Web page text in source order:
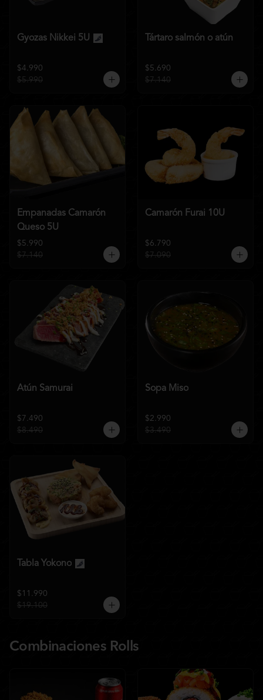
Gyozas Nikkei 5U
$4.990
$5.990
Tártaro salmón o atún
$5.690
$7.140
Empanadas Camarón
Queso 5U
$5.990
$7.140
Camarón Furai 10U
$6.790
$7.090
Atún Samurai
$7.490
$8.490
Sopa Miso
$2.990
$3.490
Tabla Yokono
$11.990
$19.100
Combinaciones Rolls